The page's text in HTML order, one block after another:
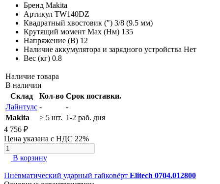
Бренд Makita
Артикул TW140DZ
Квадратный хвостовик (") 3/8 (9.5 мм)
Крутящий момент Max (Нм) 135
Напряжение (В) 12
Наличие аккумулятора и зарядного устройства Нет
Вес (кг) 0.8
Наличие товара
В наличии
Склад
Кол-во Срок поставки.
Лайнтулс -
-
Makita
> 5 шт. 1-2 раб. дня
4 756 ₽
Цена указана с НДС 22%
В корзину
Пневматический ударный гайковёрт Elitech 0704.012800